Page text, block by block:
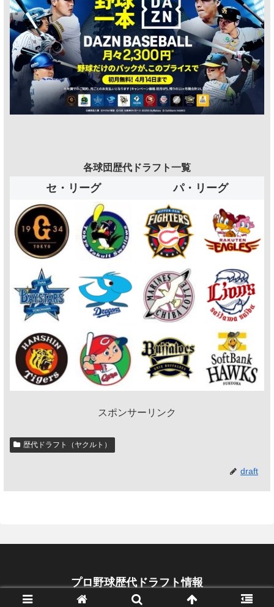
各球団歴代ドラフト一覧
セ・リーグ パ・リーグ
スポンサーリンク
歴代ドラフト（ヤクルト）
draft
プロ野球歴代ドラフト情報
© 2018-2026 プロ野球歴代ドラフト情報.